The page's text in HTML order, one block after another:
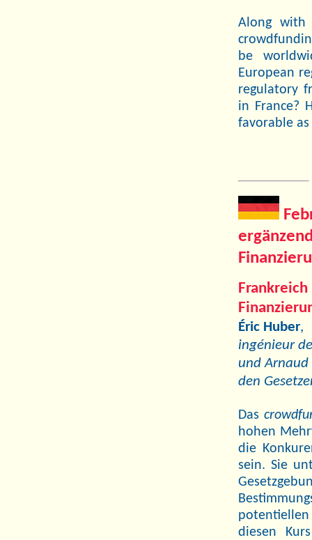
Along with
be
European
regulatory
in France?
favorable
Éric Huber,
ingénieur
und
den
Das
hohen
die
sein. Sie
diesen